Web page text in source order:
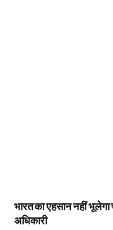
भारत का एहसान नहीं भूलेगा
अधिकारी